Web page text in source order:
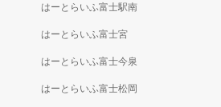
はーとらいふ富士駅南
はーとらいふ富士宮
はーとらいふ富士今泉
はーとらいふ富士松岡